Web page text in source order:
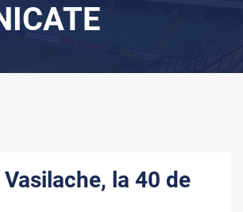
la 40 de